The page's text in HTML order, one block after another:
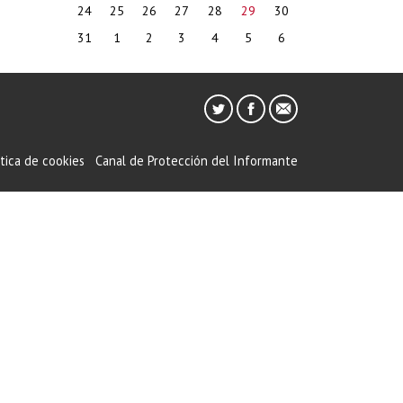
24
25 26 27 28 29
30
31
1 2 3 4 5 6
de cookies Canal de Protección del Informante